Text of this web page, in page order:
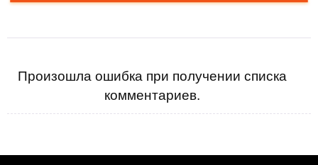
Произошла ошибка при получении списка
комментариев.